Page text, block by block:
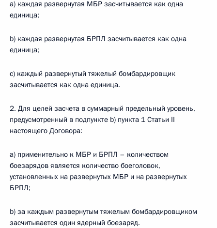
а) каждая развернутая МБР засчитывается как одна
единица;
b) каждая развернутая БРПЛ засчитывается как одна
единица;
c) каждый развернутый тяжелый бомбардировщик
засчитывается как одна единица.
2. Для целей засчета в суммарный предельный уровень,
предусмотренный в подпункте b) пункта 1 Статьи II
настоящего Договора:
а) применительно к МБР и БРПЛ – количеством
боезарядов является количество боеголовок,
установленных на развернутых МБР и на развернутых
БРПЛ;
b) за каждым развернутым тяжелым бомбардировщиком
засчитывается один ядерный боезаряд.